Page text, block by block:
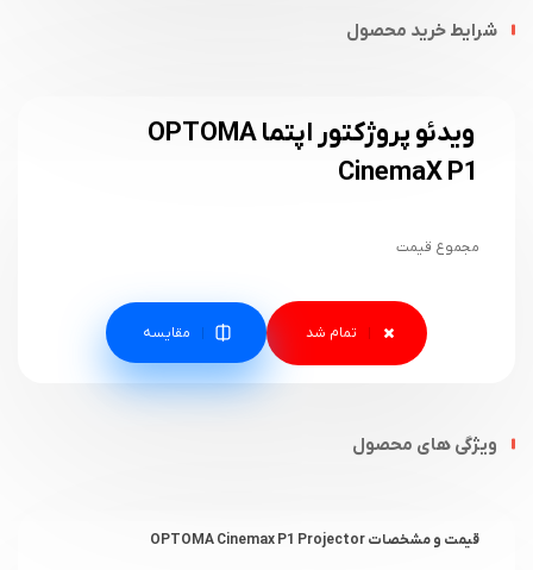
شرایط خرید محصول
ویدئو پروژکتور اپتما OPTOMA
CinemaX P1
مجموع قیمت
مقایسه
ویژگی های محصول
قیمت و مشخصات OPTOMA Cinemax P1 Projector